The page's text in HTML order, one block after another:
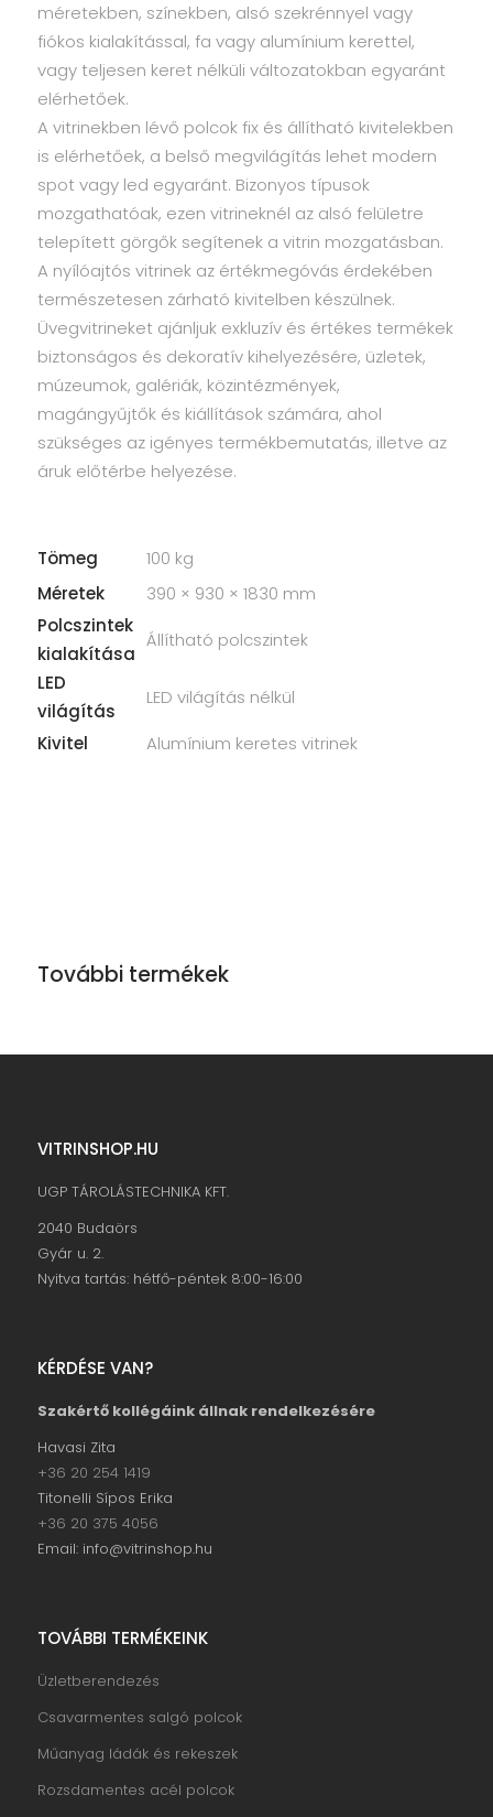
méretekben, színekben, alsó szekrénnyel vagy
fiókos kialakítással, fa vagy alumínium kerettel,
vagy teljesen keret nélküli változatokban egyaránt
elérhetőek.
A vitrinekben lévő polcok fix és állítható kivitelekben
is elérhetőek, a belső megvilágítás lehet modern
spot vagy led egyaránt. Bizonyos típusok
mozgathatóak, ezen vitrineknél az alsó felületre
telepített görgők segítenek a vitrin mozgatásban.
A nyílóajtós vitrinek az értékmegóvás érdekében
természetesen zárható kivitelben készülnek.
Üvegvitrineket ajánljuk exkluzív és értékes termékek
biztonságos és dekoratív kihelyezésére, üzletek,
múzeumok, galériák, közintézmények,
magángyűjtők és kiállítások számára, ahol
szükséges az igényes termékbemutatás, illetve az
áruk előtérbe helyezése.
Tömeg
100 kg
Méretek
390 × 930 × 1830 mm
Polcszintek
kialakítása
Állítható polcszintek
LED
világítás
LED világítás nélkül
Kivitel
Alumínium keretes vitrinek
További termékek
VITRINSHOP.HU
UGP TÁROLÁSTECHNIKA KFT.
2040 Budaörs
Gyár u. 2.
Nyitva tartás: hétfő-péntek 8:00-16:00
KÉRDÉSE VAN?
Szakértő kollégáink állnak rendelkezésére
Havasi Zita
+36 20 254 1419
Titonelli Sípos Erika
+36 20 375 4056
Email: info@vitrinshop.hu
TOVÁBBI TERMÉKEINK
Üzletberendezés
Csavarmentes salgó polcok
Műanyag ládák és rekeszek
Rozsdamentes acél polcok